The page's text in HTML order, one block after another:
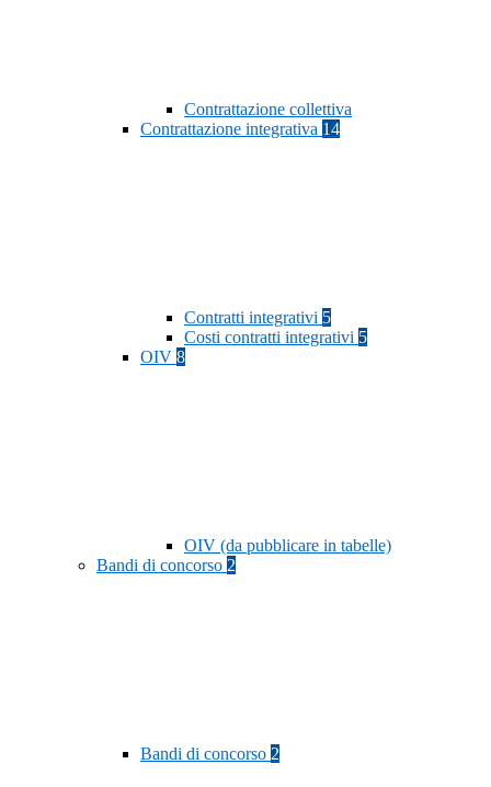
Contrattazione collettiva
Contrattazione integrativa 14
Contratti integrativi 5
Costi contratti integrativi 5
OIV 8
OIV (da pubblicare in tabelle)
Bandi di concorso 2
Bandi di concorso 2